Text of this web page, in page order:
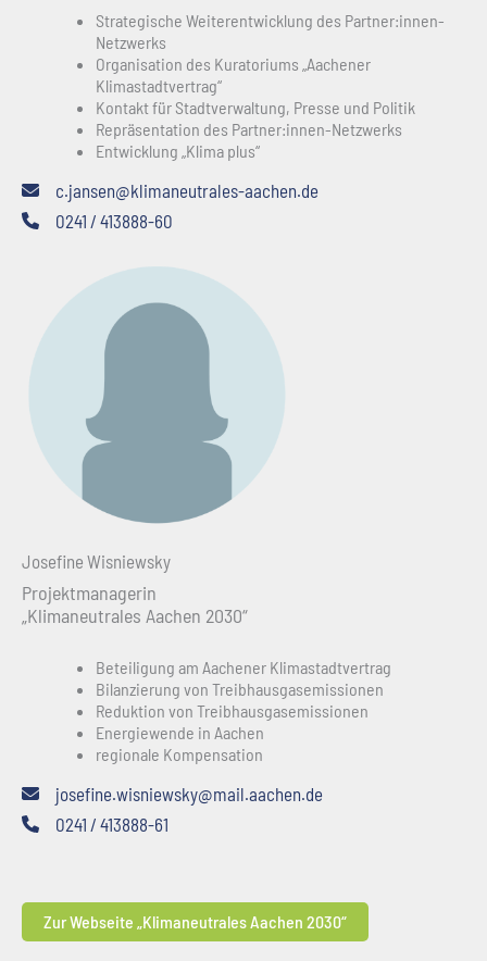
Strategische Weiterentwicklung des Partner:innen-
Netzwerks
Organisation des Kuratoriums „Aachener
Klimastadtvertrag“
Kontakt für Stadtverwaltung, Presse und Politik
Repräsentation des Partner:innen-Netzwerks
Entwicklung „Klima plus“
c.jansen@klimaneutrales-aachen.de
0241 / 413888-60
Josefine Wisniewsky
Projektmanagerin
„Klimaneutrales Aachen 2030“
Beteiligung am Aachener Klimastadtvertrag
Bilanzierung von Treibhausgasemissionen
Reduktion von Treibhausgasemissionen
Energiewende in Aachen
regionale Kompensation
josefine.wisniewsky@mail.aachen.de
0241 / 413888-61
Zur Webseite „Klimaneutrales Aachen 2030“